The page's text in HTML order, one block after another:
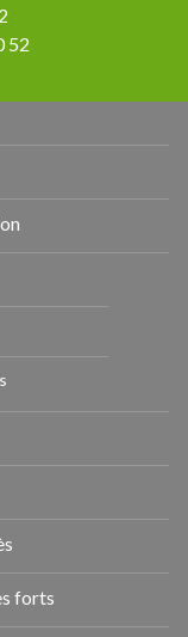
52
forts